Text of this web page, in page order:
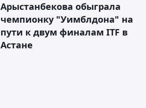
Арыстанбекова обыграла
чемпионку "Уимблдона" на
пути к двум финалам ITF в
Астане